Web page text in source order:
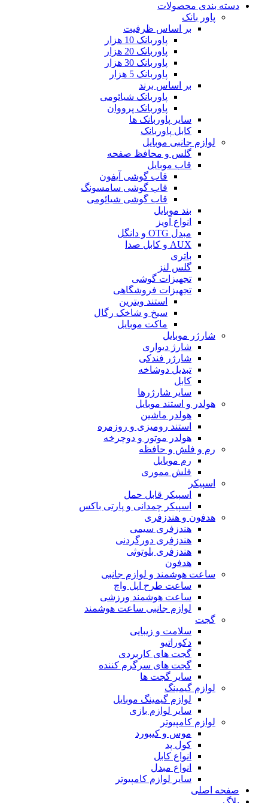
دسته بندی محصولات
پاور بانک
بر اساس ظرفیت
پاوربانک 10 هزار
پاوربانک 20 هزار
پاوربانک 30 هزار
پاوربانک 5 هزار
بر اساس برند
پاوربانک شیائومی
پاوربانک پرووان
سایر پاوربانک ها
کابل پاوربانک
لوازم جانبی موبایل
گلس و محافظ صفحه
قاب موبایل
قاب گوشی آیفون
قاب گوشی سامسونگ
قاب گوشی شیائومی
بند موبایل
انواع آویز
مبدل OTG و دانگل
AUX و کابل صدا
باتری
گلس لنز
تجهیزات گوشی
تجهیزات فروشگاهی
استند ویترین
سیخ و شاخک رگال
ماکت موبایل
شارژر موبایل
شارژ دیواری
شارژر فندکی
تبدیل دوشاخه
کابل
سایر شارژرها
هولدر و استند موبایل
هولدر ماشین
استند رومیزی و روزمره
هولدر موتور و دوچرخه
رم و فلش و حافظه
رم موبایل
فلش مموری
اسپیکر
اسپیکر قابل حمل
اسپیکر چمدانی و پارتی باکس
هدفون و هندزفری
هندزفری سیمی
هندزفری دورگردنی
هندزفری بلوتوثی
هدفون
ساعت هوشمند و لوازم جانبی
ساعت طرح اپل واچ
ساعت هوشمند ورزشی
لوازم جانبی ساعت هوشمند
گجت
سلامت و زیبایی
دکوراتیو
گجت های کاربردی
گجت های سرگرم کننده
سایر گجت ها
لوازم گیمینگ
لوازم گیمینگ موبایل
سایر لوازم بازی
لوازم کامپیوتر
موس و کیبورد
کول پد
انواع کابل
انواع مبدل
سایر لوازم کامپیوتر
صفحه اصلی